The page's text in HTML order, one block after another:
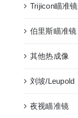
Trijicon瞄准镜
伯里斯瞄准镜
其他热成像
刘坡/Leupold
夜视瞄准镜